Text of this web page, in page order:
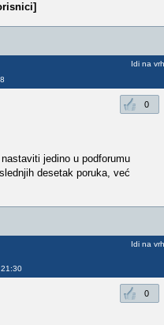
Idi na vrh
0
jedino u podforumu
desetak poruka, već
Idi na vrh
0